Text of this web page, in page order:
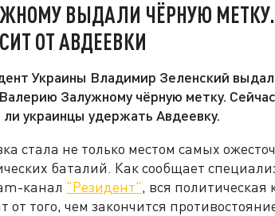
ВЫДАЛИ ЧЁРНУЮ МЕТКУ.
ОТ АВДЕЕВКИ
Украины Владимир Зеленский
Залужному чёрную метку.
ли украинцы удержать Авдеевку.
стала не только местом самых
баталий. Как сообщает
канал "Резидент", вся политическая
от того, чем закончится